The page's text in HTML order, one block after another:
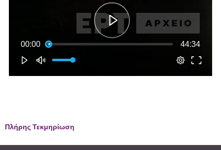
Πλήρης Τεκμηρίωση